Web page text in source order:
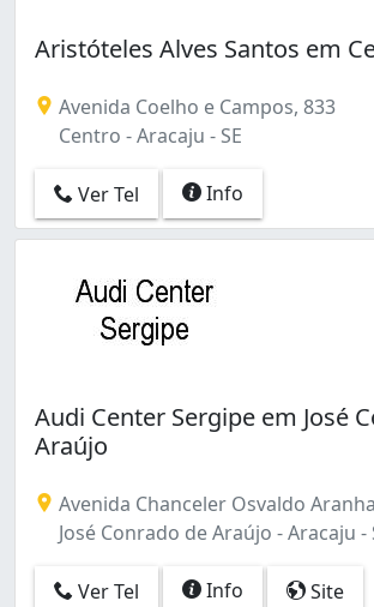
Aristóteles Alves Santos em
Avenida Coelho e Campos, 833
Centro - Aracaju - SE
Ver Tel Info
Audi Center Sergipe em José
Araújo
Avenida Chanceler Osvaldo
José Conrado de Araújo - Aracaju -
Ver Tel Info Site